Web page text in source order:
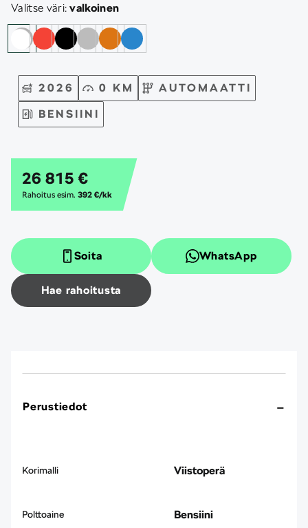
Valitse väri:valkoinen
26 815 €
Rahoitus esim. 392 €/kk
2026 0 KM
AUTOMAATTI
BENSIINI
Soita WhatsApp
Hae rahoitusta
Perustiedot
Korimalli Viistoperä
Polttoaine Bensiini